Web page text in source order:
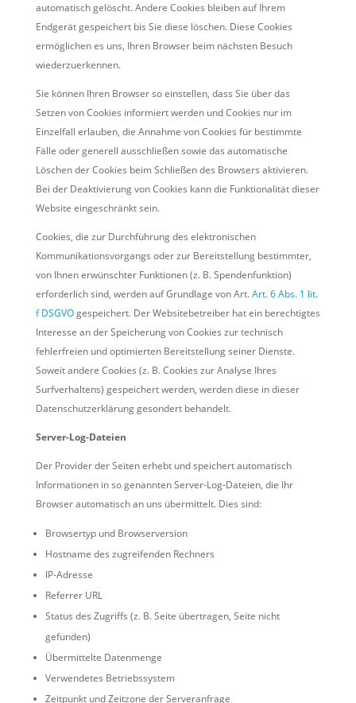
automatisch gelöscht. Andere Cookies bleiben auf Ihrem
Endgerät gespeichert bis Sie diese löschen. Diese Cookies
ermöglichen es uns, Ihren Browser beim nächsten Besuch
wiederzuerkennen.
Sie können Ihren Browser so einstellen, dass Sie über das
Setzen von Cookies informiert werden und Cookies nur im
Einzelfall erlauben, die Annahme von Cookies für bestimmte
Fälle oder generell ausschließen sowie das automatische
Löschen der Cookies beim Schließen des Browsers aktivieren.
Bei der Deaktivierung von Cookies kann die Funktionalität dieser
Website eingeschränkt sein.
Cookies, die zur Durchführung des elektronischen
Kommunikationsvorgangs oder zur Bereitstellung bestimmter,
von Ihnen erwünschter Funktionen (z. B. Spendenfunktion)
erforderlich sind, werden auf Grundlage von Art.Art. 6 Abs. 1 lit.
f DSGVOgespeichert. Der Websitebetreiber hat ein berechtigtes
Interesse an der Speicherung von Cookies zur technisch
fehlerfreien und optimierten Bereitstellung seiner Dienste.
Soweit andere Cookies (z. B. Cookies zur Analyse Ihres
Surfverhaltens) gespeichert werden, werden diese in dieser
Datenschutzerklärung gesondert behandelt.
Server-Log-Dateien
Der Provider der Seiten erhebt und speichert automatisch
Informationen in so genannten Server-Log-Dateien, die Ihr
Browser automatisch an uns übermittelt. Dies sind:
Browsertyp und Browserversion
Hostname des zugreifenden Rechners
IP-Adresse
Referrer URL
Status des Zugriffs (z. B. Seite übertragen, Seite nicht
gefunden)
Übermittelte Datenmenge
Verwendetes Betriebssystem
Zeitpunkt und Zeitzone der Serveranfrage